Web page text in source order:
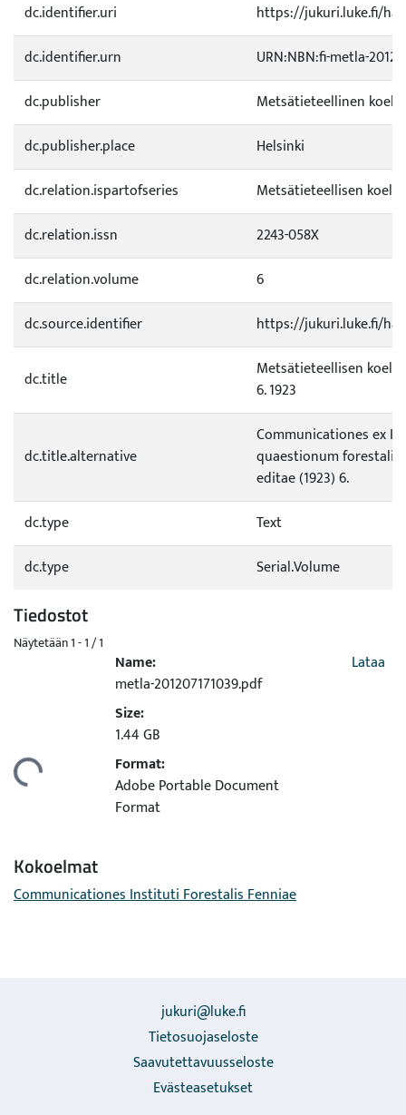
dc.identifier.uri
https://jukuri.luke.fi/
dc.identifier.urn
URN:NBN:fi-metla-
dc.publisher
Metsätieteellinen
dc.publisher.place
Helsinki
dc.relation.ispartofseries
Metsätieteellisen
dc.relation.issn
2243-058X
dc.relation.volume
6
dc.source.identifier
https://jukuri.luke.fi/
dc.title
Metsätieteellisen
6. 1923
dc.title.alternative
Communicationes ex
quaestionum
editae (1923) 6.
dc.type
Text
dc.type
Serial.Volume
Tiedostot
Näytetään1 - 1 / 1
Name:
metla-201207171039.pdf
Size:
1.44 GB
Format:
Adobe Portable Document
Format
Lataa
Kokoelmat
Communicationes Instituti Forestalis Fenniae
jukuri@luke.fi
Tietosuojaseloste
Saavutettavuusseloste
Evästeasetukset